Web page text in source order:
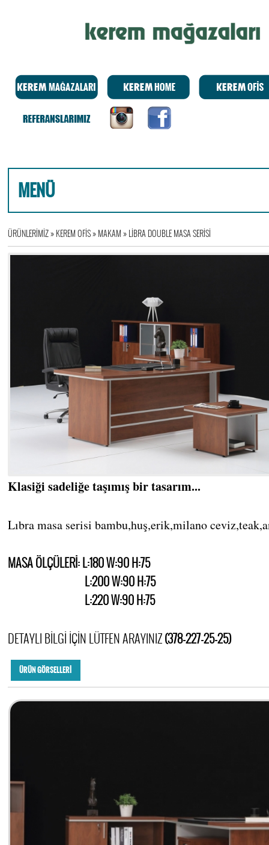
MENÜ
ÜRÜNLERİMİZ»KEREM OFİS»MAKAM»LİBRA DOUBLE MASA SERİSİ
Klasiği sadeliğe taşımış bir tasarım...
Lıbra masa serisi bambu,huş,erik,milano
MASA ÖLÇÜLERİ: L:180 W:90 H:75
L:200 W:90 H:75
L:220 W:90 H:75
DETAYLI BİLGİ İÇİN LÜTFEN ARAYINIZ(378-227-25-25)
ÜRÜN GÖRSELLERİ